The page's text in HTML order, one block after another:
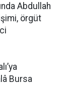
Abdullah
örgüt
Bursa